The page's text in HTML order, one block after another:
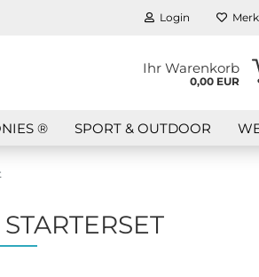
Login
Ihr Warenkorb
0,00 EUR
® SPORT & OUTDOOR